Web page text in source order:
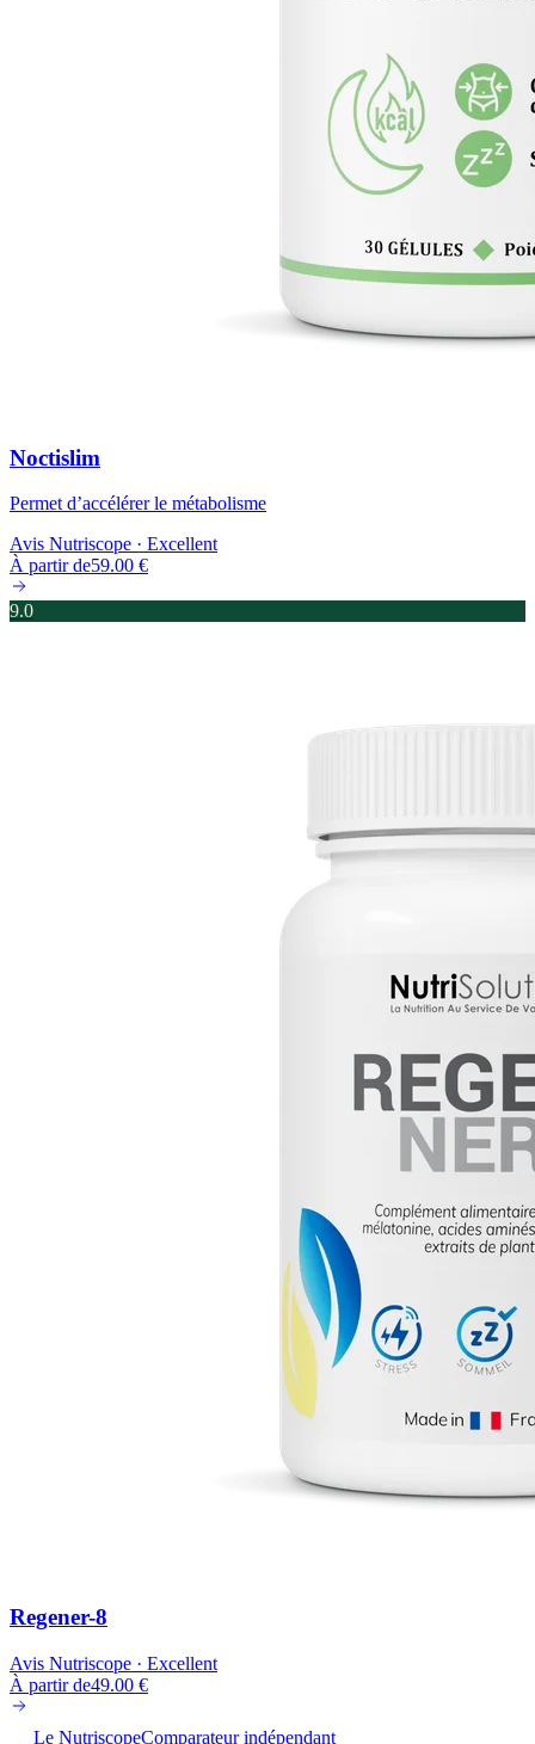
Noctislim
Permet d’accélérer le métabolisme
Avis Nutriscope · Excellent
À partir de59.00 €
9.0
Regener-8
Avis Nutriscope · Excellent
À partir de49.00 €
Le NutriscopeComparateur indépendant